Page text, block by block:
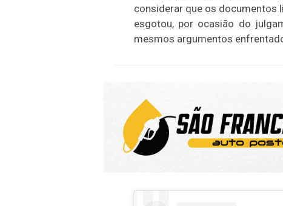
considerar que os documentos
esgotou, por ocasião do
mesmos argumentos